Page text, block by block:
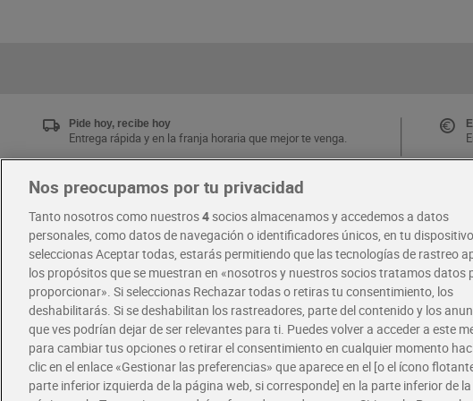
Pide hoy, recibe hoy
Entrega rápida y en la franja horaria que mejor te venga.
Disfruta las ventajas y ofertas exclusivas.
Descárgate la APP Dia
RECETAS · COMER MEJOR CADA DIA ·
Nos preocupamos por tu privacidad
Tanto nosotros como nuestros4socios almacenamos y accedemos a datos
personales, como datos de navegación o identificadores únicos, en tu
seleccionas Aceptar todas, estarás permitiendo que las tecnologías de rastreo
los propósitos que se muestran en «nosotros y nuestros socios tratamos datos
proporcionar». Si seleccionas Rechazar todas o retiras tu consentimiento, los
deshabilitarás. Si se deshabilitan los rastreadores, parte del contenido y los
que ves podrían dejar de ser relevantes para ti. Puedes volver a acceder a este
para cambiar tus opciones o retirar el consentimiento en cualquier momento
clic en el enlace «Gestionar las preferencias» que aparece en el [o el ícono
parte inferior izquierda de la página web, si corresponde] en la parte inferior de la